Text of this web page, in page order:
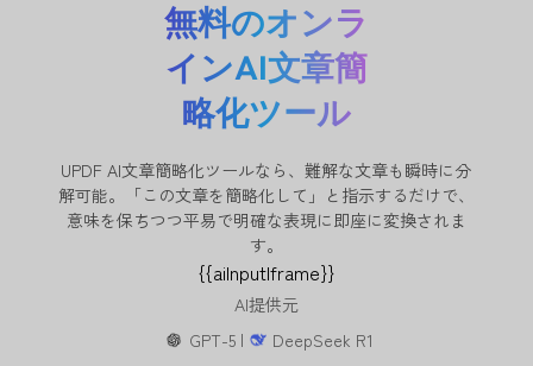
無料のオンラ
インAI文章簡
略化ツール
UPDF AI文章簡略化ツールなら、難解な文章も瞬時に分
解可能。「この文章を簡略化して」と指示するだけで、
意味を保ちつつ平易で明確な表現に即座に変換されま
す。
{{aiInputIframe}}